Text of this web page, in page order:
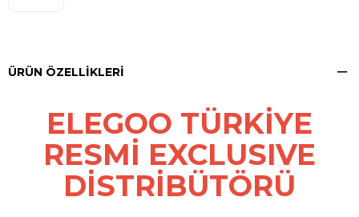
ÜRÜN ÖZELLIKLERI
ELEGOO TÜRKİYE
RESMİ EXCLUSIVE
DİSTRİBÜTÖRÜ